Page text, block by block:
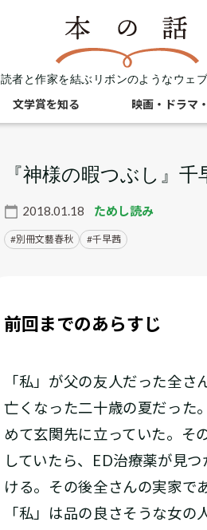
読者と作家を結ぶリボンのようなウェ
文学賞を知る 映画・ドラマ
『神様の暇つぶし』
2018.01.18 ためし読み
別冊文藝春秋 千早茜
前回までのあらすじ
「私」が父の友人だった全
亡くなった二十歳の夏だった
めて玄関先に立っていた。そ
していたら、ED治療薬が見
ける。その後全さんの実家で
「私」は品の良さそうな女の